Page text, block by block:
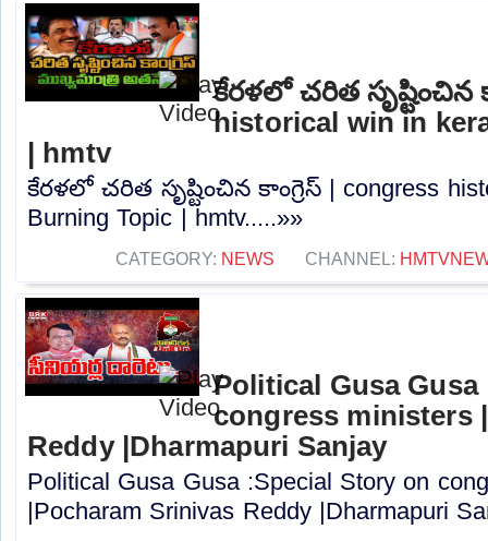
కేరళలో చరిత సృష్టించిన
historical win in
| hmtv
కేరళలో చరిత సృష్టించిన కాంగ్రెస్ | congress
Burning Topic | hmtv.....»»
CATEGORY: NEWS CHANNEL:
Political Gusa
congress ministers
Reddy |Dharmapuri Sanjay
Political Gusa Gusa :Special Story on
|Pocharam Srinivas Reddy |Dharmapuri